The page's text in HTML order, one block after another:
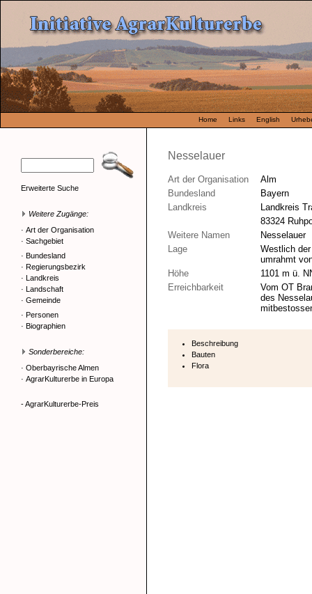
Home Links English
Erweiterte Suche
Weitere Zugänge:
· Art der Organisation
· Sachgebiet
· Bundesland
· Regierungsbezirk
· Landkreis
· Landschaft
· Gemeinde
· Personen
· Biographien
Sonderbereiche:
· Oberbayrische Almen
· AgrarKulturerbe in Europa
- AgrarKulturerbe-Preis
Nesselauer
Art der Organisation
Alm
Bundesland
Bayern
Landkreis
Landkreis
83324
Weitere Namen
Nesselauer
Lage
Westlich
umrahmt
Höhe
1101 m ü.
Erreichbarkeit
Vom OT
des
Beschreibung
Bauten
Flora